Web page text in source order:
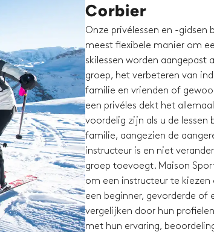
Corbier
Onze privélessen en -gidsen
meest flexibele manier om
skilessen worden aangepast
groep, het verbeteren van
familie en vrienden of
een privéles dekt het
voordelig zijn als u de
familie, aangezien de
instructeur is en niet
groep toevoegt. Maison
om een instructeur te
een beginner, gevorderde of
vergelijken door hun
met hun ervaring,